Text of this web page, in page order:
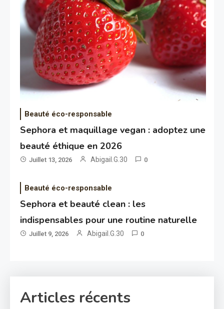
Beauté éco-responsable
Sephora et maquillage vegan : adoptez une
beauté éthique en 2026
Juillet 13, 2026 Abigail.G.30 0
Beauté éco-responsable
Sephora et beauté clean : les
indispensables pour une routine naturelle
Juillet 9, 2026 Abigail.G.30 0
Articles récents